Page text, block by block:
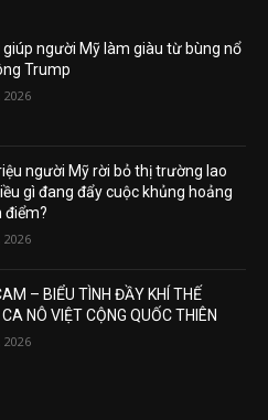
giúp người Mỹ làm giàu từ bùng nổ
Trump
2026
người Mỹ rời bỏ thị trường lao
gì đang đẩy cuộc khủng hoảng
điểm?
2026
– BIỂU TÌNH ĐẦY KHÍ THẾ
NÔ VIỆT CỘNG QUỐC THIÊN
2026